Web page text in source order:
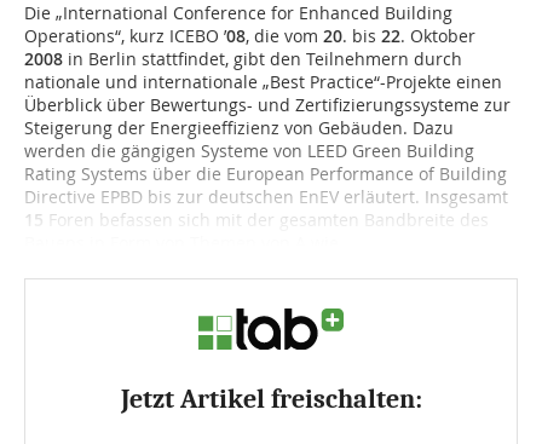
Die „International Conference for Enhanced Building
Operations“, kurz ICEBO ’08, die vom 20. bis 22. Oktober
2008 in Berlin stattfindet, gibt den Teilnehmern durch
nationale und internationale „Best Practice“-Projekte einen
Überblick über Bewertungs- und Zertifizierungssysteme zur
Steigerung der Energieeffizienz von Gebäuden. Dazu
werden die gängigen Systeme von LEED Green Building
Rating Systems über die European Performance of Building
Directive EPBD bis zur deutschen EnEV erläutert. Insgesamt
15 Foren befassen sich mit der gesamten Bandbreite des
Jetzt Artikel freischalten: